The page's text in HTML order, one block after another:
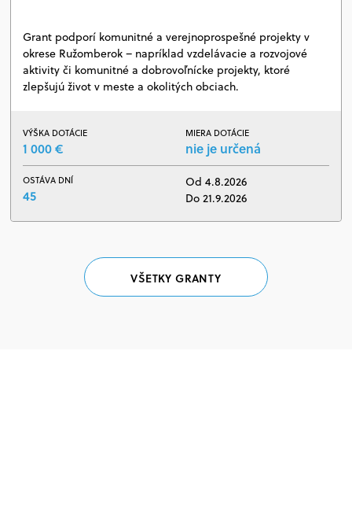
Grant podporí komunitné a verejnoprospešné projekty v
okrese Ružomberok – napríklad vzdelávacie a rozvojové
aktivity či komunitné a dobrovoľnícke projekty, ktoré
zlepšujú život v meste a okolitých obciach.
VÝŠKA DOTÁCIE
1 000 €
MIERA DOTÁCIE
nie je určená
OSTÁVA DNÍ
45
Od 4.8.2026
Do 21.9.2026
VŠETKY GRANTY